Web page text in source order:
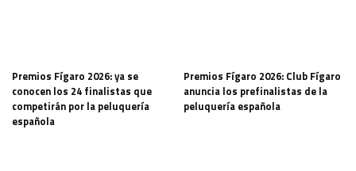
Premios Fígaro 2026: ya se
conocen los 24 finalistas que
competirán por la peluquería
española
Premios Fígaro 2026: Club Fígaro
anuncia los prefinalistas de la
peluquería española